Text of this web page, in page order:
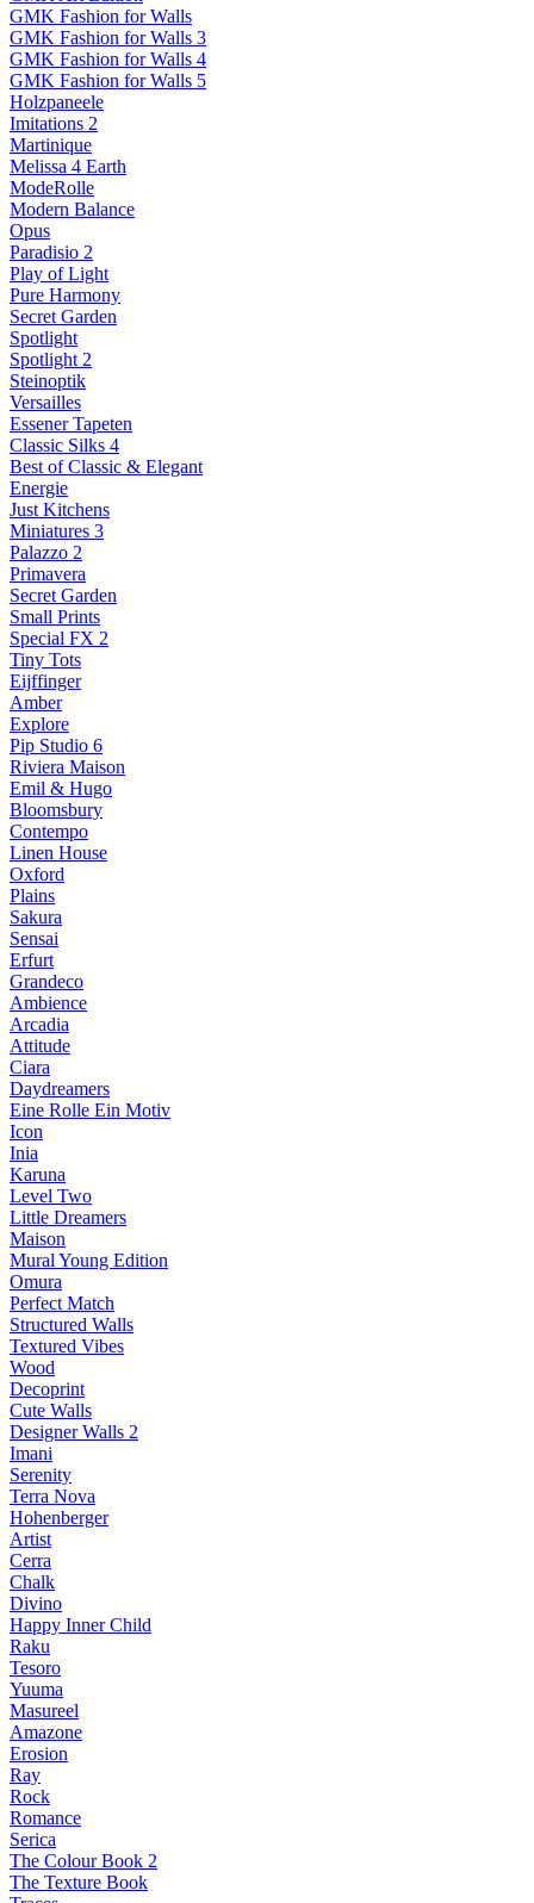
GMK Fashion for Walls
GMK Fashion for Walls 3
GMK Fashion for Walls 4
GMK Fashion for Walls 5
Holzpaneele
Imitations 2
Martinique
Melissa 4 Earth
ModeRolle
Modern Balance
Opus
Paradisio 2
Play of Light
Pure Harmony
Secret Garden
Spotlight
Spotlight 2
Steinoptik
Versailles
Essener Tapeten
Classic Silks 4
Best of Classic & Elegant
Energie
Just Kitchens
Miniatures 3
Palazzo 2
Primavera
Secret Garden
Small Prints
Special FX 2
Tiny Tots
Eijffinger
Amber
Explore
Pip Studio 6
Riviera Maison
Emil & Hugo
Bloomsbury
Contempo
Linen House
Oxford
Plains
Sakura
Sensai
Erfurt
Grandeco
Ambience
Arcadia
Attitude
Ciara
Daydreamers
Eine Rolle Ein Motiv
Icon
Inia
Karuna
Level Two
Little Dreamers
Maison
Mural Young Edition
Omura
Perfect Match
Structured Walls
Textured Vibes
Wood
Decoprint
Cute Walls
Designer Walls 2
Imani
Serenity
Terra Nova
Hohenberger
Artist
Cerra
Chalk
Divino
Happy Inner Child
Raku
Tesoro
Yuuma
Masureel
Amazone
Erosion
Ray
Rock
Romance
Serica
The Colour Book 2
The Texture Book